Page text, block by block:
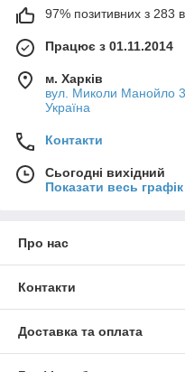
Керування
Безпека
СистемаENGO
надійне
97% позитивних з 283
Працює з 01.11.2014
м. Харків
вул. Миколи Манойло
Україна
Контакти
Сьогодні вихідний
Показати весь
Про нас
Контакти
Доставка та оплата